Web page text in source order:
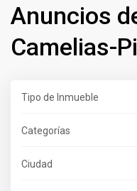
Anuncios
Camelias-
Tipo de Inmueble
Categorías
Ciudad